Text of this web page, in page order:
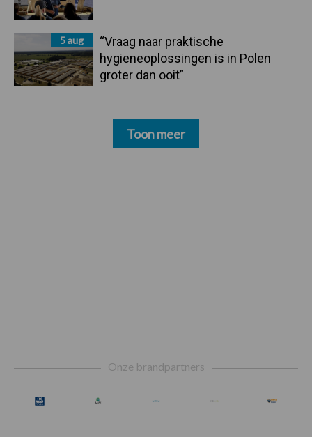
5 aug
“Vraag naar praktische
hygieneoplossingen is in Polen
groter dan ooit”
Toon meer
Onze brandpartners